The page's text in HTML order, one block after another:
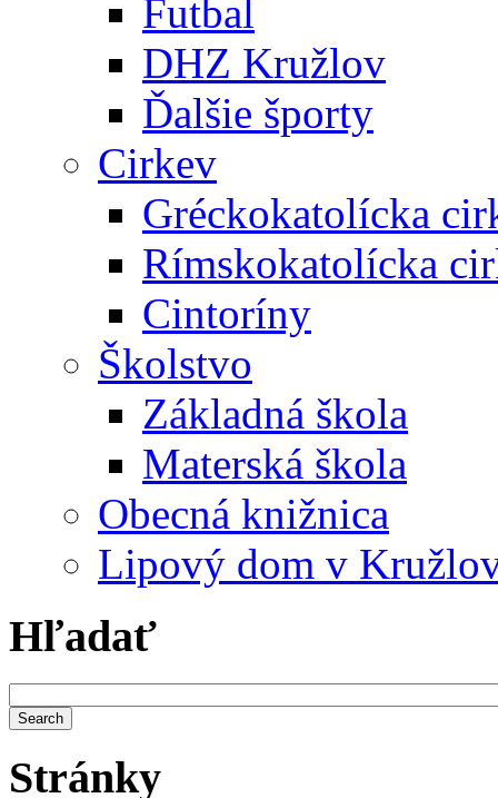
Futbal
DHZ Kružlov
Ďalšie športy
Cirkev
Gréckokatolícka
Rímskokatolícka
Cintoríny
Školstvo
Základná škola
Materská škola
Obecná knižnica
Lipový dom v
Hľadať
Stránky